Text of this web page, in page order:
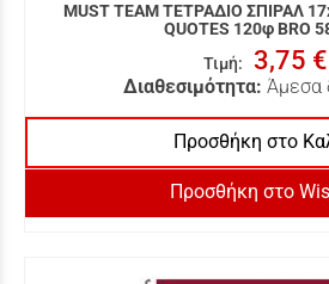
MUST TEAM ΤΕΤΡΑΔΙΟ ΣΠΙΡΑΛ
QUOTES 120φ BRO
Τιμή: 3,75 €
Διαθεσιμότητα: Άμεσα
Προσθήκη στο
Προσθήκη στο